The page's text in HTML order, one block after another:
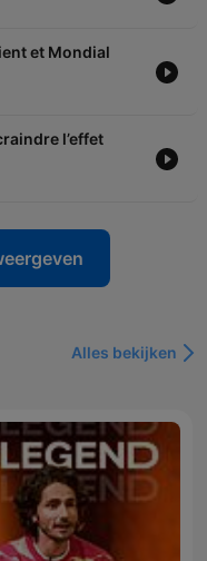
et Mondial
l’effet
Alles bekijken